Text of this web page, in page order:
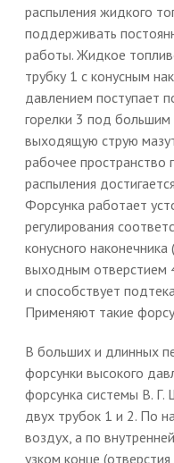
распыления жидкого
поддерживать
работы. Жидкое
трубку 1 с конусным
давлением поступает
горелки 3 под большим
выходящую струю
рабочее пространство
распыления
Форсунка работает
регулирования
конусного
выходным отверстием
и способствует
Применяют такие
В больших и длинных
форсунки высокого
форсунка системы В. Г.
двух трубок 1 и 2. По
воздух, а по
узком конце